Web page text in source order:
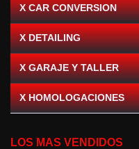
X CAR CONVERSION
X DETAILING
X GARAJE Y TALLER
X HOMOLOGACIONES
LOS MAS VENDIDOS